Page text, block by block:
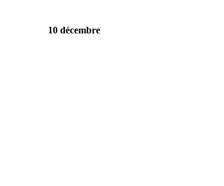
10 décembre